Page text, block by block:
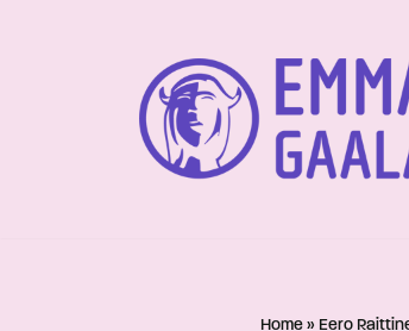
Home » Eero